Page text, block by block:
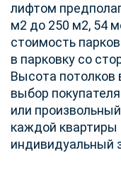
лифтом
м2 до 250 м2, 54
стоимость
в парковку со
Высота потолков
выбор
или
каждой квартиры
индивидуальный